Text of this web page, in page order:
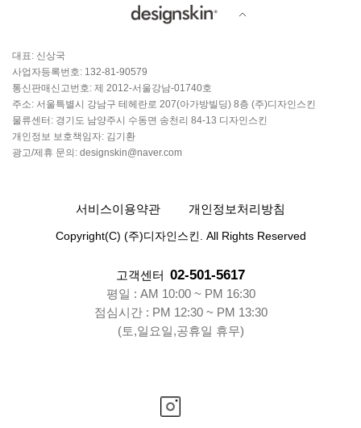
대표: 신상국
사업자등록번호: 132-81-90579
통신판매신고번호: 제 2012-서울강남-01740호
주소: 서울특별시 강남구 테헤란로 207(아가방빌딩) 8층 (주)디자인스킨
물류센터: 경기도 남양주시 수동면 송천리 84-13 디자인스킨
개인정보 보호책임자: 김기환
광고/제휴 문의: designskin@naver.com
서비스이용약관 개인정보처리방침
Copyright(C) (주)디자인스킨. All Rights Reserved
고객센터 02-501-5617
평일 : AM 10:00 ~ PM 16:30
점심시간 : PM 12:30 ~ PM 13:30
(토,일요일,공휴일 휴무)